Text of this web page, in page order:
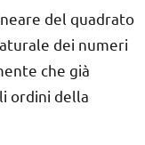
del quadrato
dei numeri
che già
ordini della